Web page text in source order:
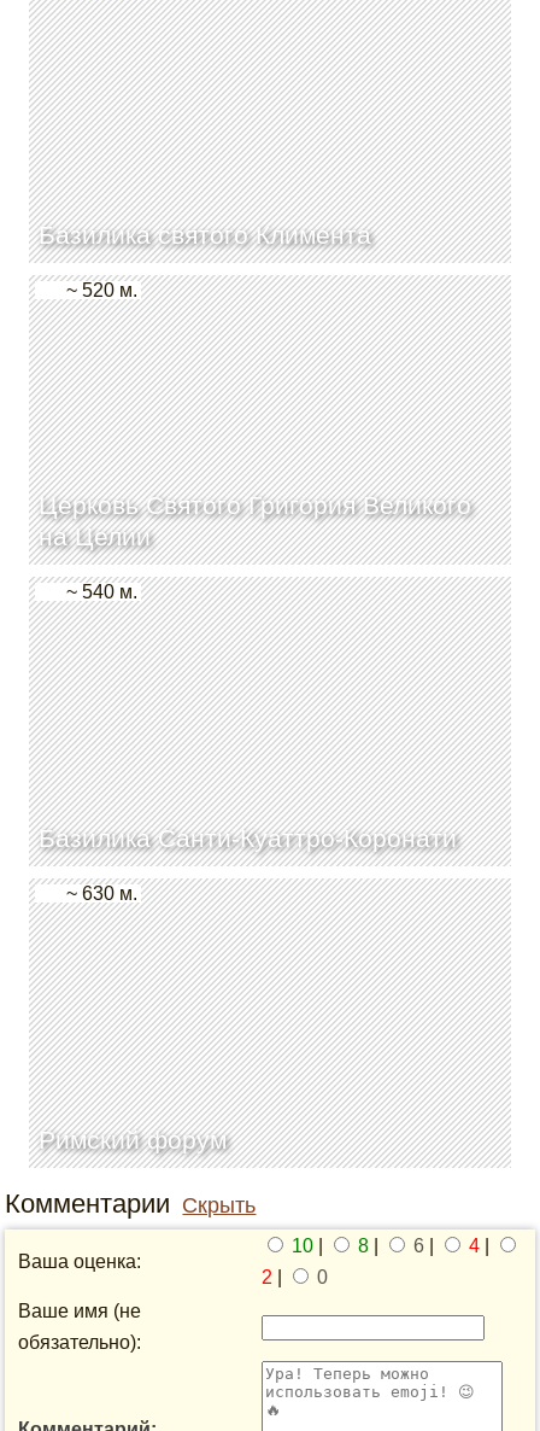
Базилика святого Климента
Церковь Святого Григория Великого
на Целии
~ 520 м.
Базилика Санти-Куаттро-Коронати
~ 540 м.
Римский форум
~ 630 м.
Комментарии Скрыть
Ваша оценка:
10 8 6 4
2
0
Ваше имя (не
обязательно):